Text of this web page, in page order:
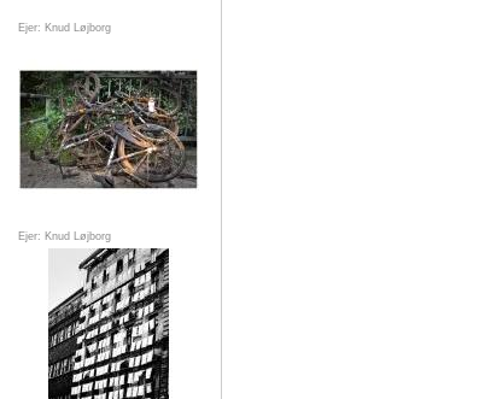
Ejer: Knud Løjborg
Ejer: Knud Løjborg